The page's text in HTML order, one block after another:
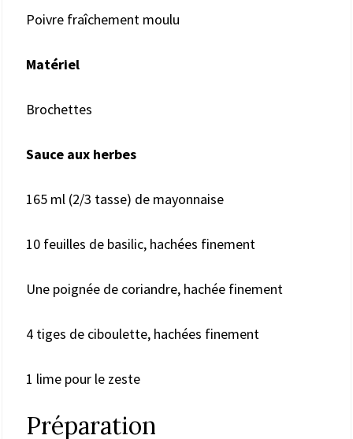
Poivre fraîchement moulu
Matériel
Brochettes
Sauce aux herbes
165 ml (2/3 tasse) de mayonnaise
10 feuilles de basilic, hachées finement
Une poignée de coriandre, hachée finement
4 tiges de ciboulette, hachées finement
1 lime pour le zeste
Préparation